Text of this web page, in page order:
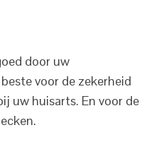
door uw
voor de zekerheid
uw huisarts. En voor de